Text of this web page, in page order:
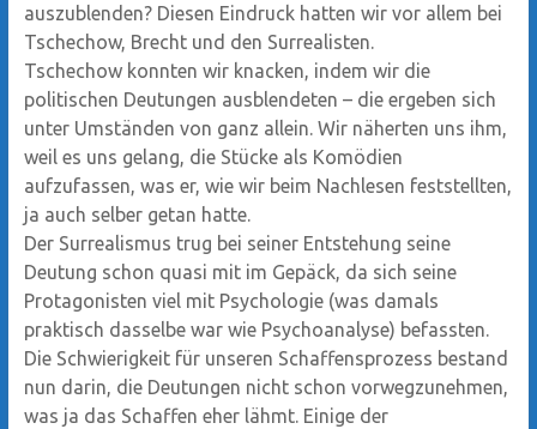
auszublenden? Diesen Eindruck hatten wir vor allem bei
Tschechow, Brecht und den Surrealisten.
Tschechow konnten wir knacken, indem wir die
politischen Deutungen ausblendeten – die ergeben sich
unter Umständen von ganz allein. Wir näherten uns ihm,
weil es uns gelang, die Stücke als Komödien
aufzufassen, was er, wie wir beim Nachlesen feststellten,
ja auch selber getan hatte.
Der Surrealismus trug bei seiner Entstehung seine
Deutung schon quasi mit im Gepäck, da sich seine
Protagonisten viel mit Psychologie (was damals
praktisch dasselbe war wie Psychoanalyse) befassten.
Die Schwierigkeit für unseren Schaffensprozess bestand
nun darin, die Deutungen nicht schon vorwegzunehmen,
was ja das Schaffen eher lähmt. Einige der